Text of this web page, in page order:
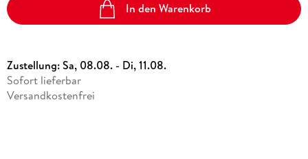
In den Warenkorb
Zustellung:Sa, 08.08. - Di, 11.08.
Sofort lieferbar
Versandkostenfrei